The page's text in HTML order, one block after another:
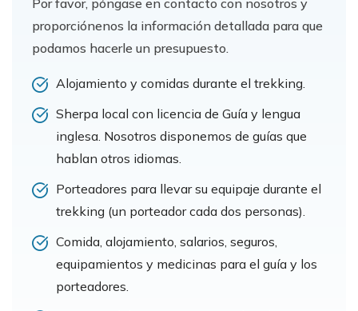
proporciónenos la información detallada para que
podamos hacerle un presupuesto.
Alojamiento y comidas durante el trekking.
Sherpa local con licencia de Guía y lengua
inglesa. Nosotros disponemos de guías que
hablan otros idiomas.
Porteadores para llevar su equipaje durante el
trekking (un porteador cada dos personas).
Comida, alojamiento, salarios, seguros,
equipamientos y medicinas para el guía y los
porteadores.